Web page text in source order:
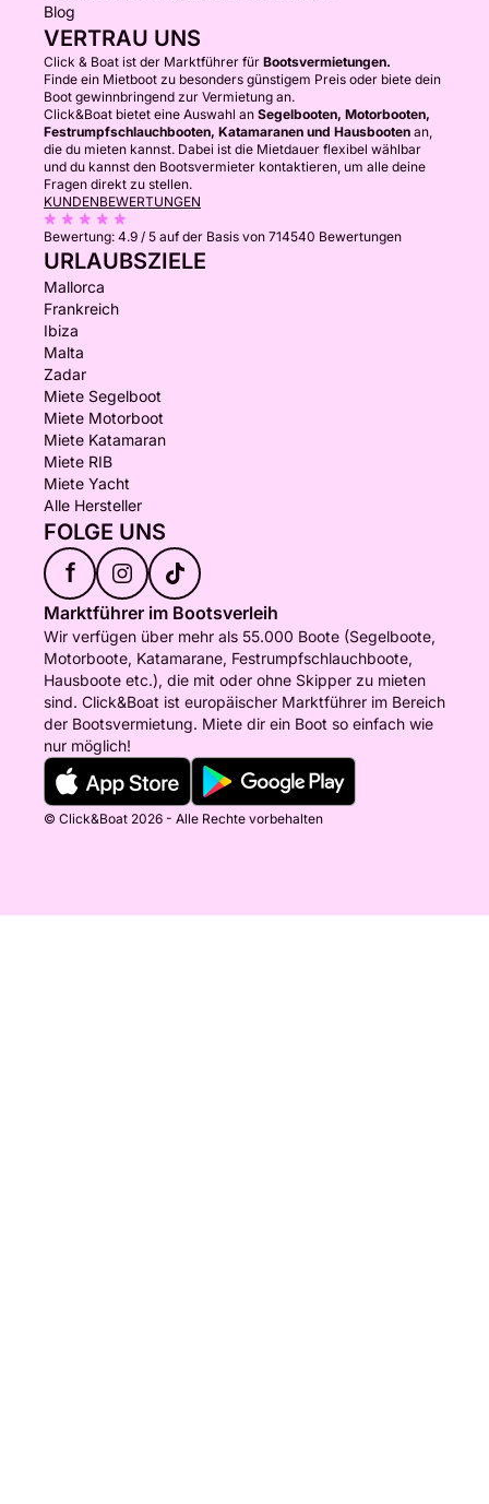
Blog
VERTRAU UNS
Click & Boat ist der Marktführer für Bootsvermietungen.
Finde ein Mietboot zu besonders günstigem Preis oder biete dein
Boot gewinnbringend zur Vermietung an.
Click&Boat bietet eine Auswahl an Segelbooten, Motorbooten,
Festrumpfschlauchbooten, Katamaranen und Hausbooten an,
die du mieten kannst. Dabei ist die Mietdauer flexibel wählbar
und du kannst den Bootsvermieter kontaktieren, um alle deine
Fragen direkt zu stellen.
KUNDENBEWERTUNGEN
Bewertung: 4.9 / 5 auf der Basis von 714540 Bewertungen
URLAUBSZIELE
Mallorca
Frankreich
Ibiza
Malta
Zadar
Miete Segelboot
Miete Motorboot
Miete Katamaran
Miete RIB
Miete Yacht
Alle Hersteller
FOLGE UNS
f
Marktführer im Bootsverleih
Wir verfügen über mehr als 55.000 Boote (Segelboote,
Motorboote, Katamarane, Festrumpfschlauchboote,
Hausboote etc.), die mit oder ohne Skipper zu mieten
sind. Click&Boat ist europäischer Marktführer im Bereich
der Bootsvermietung. Miete dir ein Boot so einfach wie
nur möglich!
© Click&Boat 2026 - Alle Rechte vorbehalten